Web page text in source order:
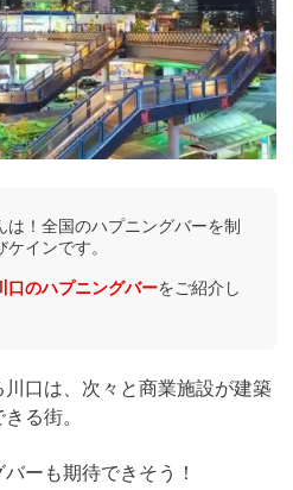
は！全国のハプニングバーを制
インです。
口のハプニングバーをご紹介し
口は、次々と商業施設が建築
る街。
ーも期待できそう！